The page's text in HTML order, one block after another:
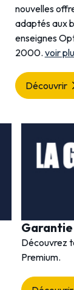
nouvelles
adaptés aux
enseignes
2000. voir
Découvrir
Découvrez
Premium.